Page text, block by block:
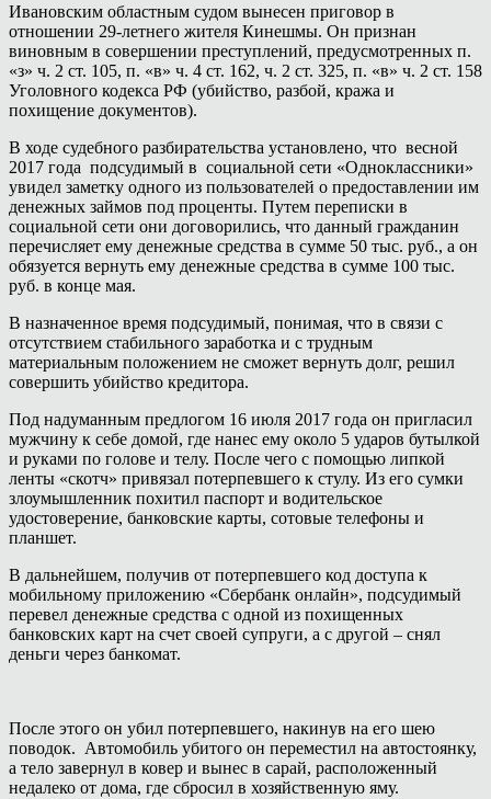
Ивановским областным судом вынесен приговор в
отношении 29-летнего жителя Кинешмы. Он признан
виновным в совершении преступлений, предусмотренных п.
«з» ч. 2 ст. 105, п. «в» ч. 4 ст. 162, ч. 2 ст. 325, п. «в» ч. 2 ст. 158
Уголовного кодекса РФ (убийство, разбой, кража и
похищение документов).
В ходе судебного разбирательства установлено, что весной
2017 года подсудимый в социальной сети «Одноклассники»
увидел заметку одного из пользователей о предоставлении им
денежных займов под проценты. Путем переписки в
социальной сети они договорились, что данный гражданин
перечисляет ему денежные средства в сумме 50 тыс. руб., а он
обязуется вернуть ему денежные средства в сумме 100 тыс.
руб. в конце мая.
В назначенное время подсудимый, понимая, что в связи с
отсутствием стабильного заработка и с трудным
материальным положением не сможет вернуть долг, решил
совершить убийство кредитора.
Под надуманным предлогом 16 июля 2017 года он пригласил
мужчину к себе домой, где нанес ему около 5 ударов бутылкой
и руками по голове и телу. После чего с помощью липкой
ленты «скотч» привязал потерпевшего к стулу. Из его сумки
злоумышленник похитил паспорт и водительское
удостоверение, банковские карты, сотовые телефоны и
планшет.
В дальнейшем, получив от потерпевшего код доступа к
мобильному приложению «Сбербанк онлайн», подсудимый
перевел денежные средства с одной из похищенных
банковских карт на счет своей супруги, а с другой – снял
деньги через банкомат.
После этого он убил потерпевшего, накинув на его шею
поводок. Автомобиль убитого он переместил на автостоянку,
а тело завернул в ковер и вынес в сарай, расположенный
недалеко от дома, где сбросил в хозяйственную яму.